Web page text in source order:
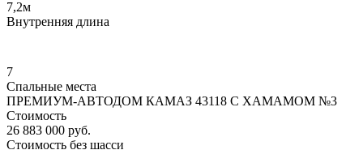
7,2м
Внутренняя длина
7
Спальные места
ПРЕМИУМ-АВТОДОМ КАМАЗ 43118 С ХАМАМОМ №3
Стоимость
26 883 000 руб.
Стоимость без шасси